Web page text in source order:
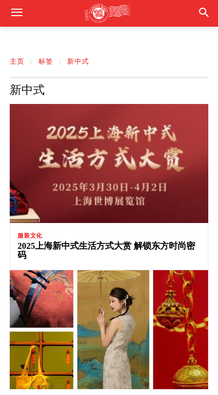
主页 标签 新中式
新中式
服装文化
2025上海新中式生活方式大赏 解锁东方时尚密
码